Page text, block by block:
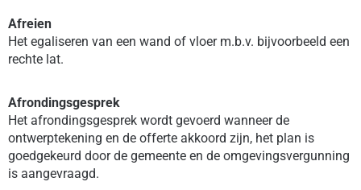
Afreien
Het egaliseren van een wand of vloer m.b.v. bijvoorbeeld een
rechte lat.
Afrondingsgesprek
Het afrondingsgesprek wordt gevoerd wanneer de
ontwerptekening en de offerte akkoord zijn, het plan is
goedgekeurd door de gemeente en de omgevingsvergunning
is aangevraagd.